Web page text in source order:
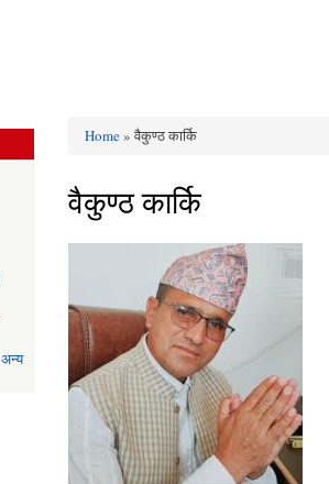
अन्य
You are here
Home» वैकुण्ठ कार्कि
वैकुण्ठ कार्कि